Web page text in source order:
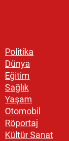
Politika
Dünya
Eğitim
Sağlık
Yaşam
Otomobil
Röportaj
Kültür Sanat